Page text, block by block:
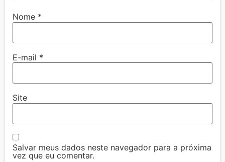
Nome *
E-mail *
Site
Salvar meus dados neste navegador para a próxima
vez que eu comentar.